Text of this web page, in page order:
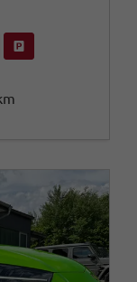
Sie an (PDF)